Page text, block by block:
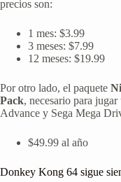
precios son:
1 mes: $3.99
3 meses: $7.99
12 meses: $19.99
Por otro lado, el paquete
Pack, necesario para
Advance y Sega Mega
$49.99 al año
Donkey Kong 64 sigue